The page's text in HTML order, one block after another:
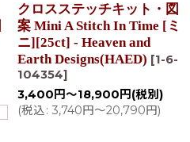
クロスステッチキット・図
案 Mini A Stitch In Time [ミ
ニ][25ct] - Heaven and
Earth Designs(HAED) [1-6-
104354]
3,400 円～18,900 円 (税別)
(税込: 3,740円～20,790円)